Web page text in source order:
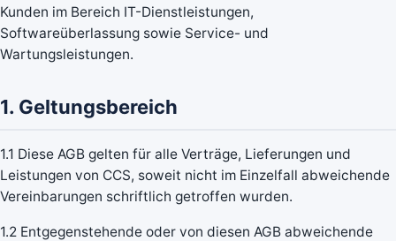
Kunden im Bereich IT-Dienstleistungen,
Softwareüberlassung sowie Service- und
Wartungsleistungen.
1. Geltungsbereich
1.1 Diese AGB gelten für alle Verträge, Lieferungen und
Leistungen von CCS, soweit nicht im Einzelfall abweichende
Vereinbarungen schriftlich getroffen wurden.
1.2 Entgegenstehende oder von diesen AGB abweichende